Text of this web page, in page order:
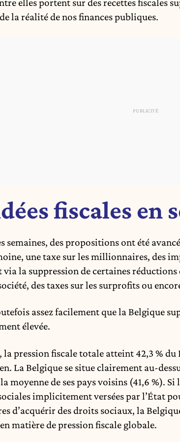
elles portent sur des recettes fiscales
la réalité de nos finances publiques.
fiscales en
semaines, des propositions ont été
une taxe sur les millionnaires, des
la suppression de certaines réductions
des taxes sur les surprofits ou
assez facilement que la Belgique
élevée.
la pression fiscale totale atteint 42,3 % du
La Belgique se situe clairement au-
moyenne de ses pays voisins (41,6 %).
implicitement versées par l’État
d’acquérir des droits sociaux, la
matière de pression fiscale globale.